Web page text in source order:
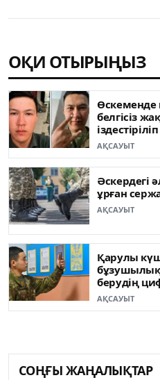
ОҚИ ОТЫРЫҢЫЗ
Өскеменде
белгісіз
АҚСАУЫТ
Әскердегі
ұрған
АҚСАУЫТ
Қарулы
берудің
АҚСАУЫТ
СОҢҒЫ ЖАҢАЛЫҚТАР